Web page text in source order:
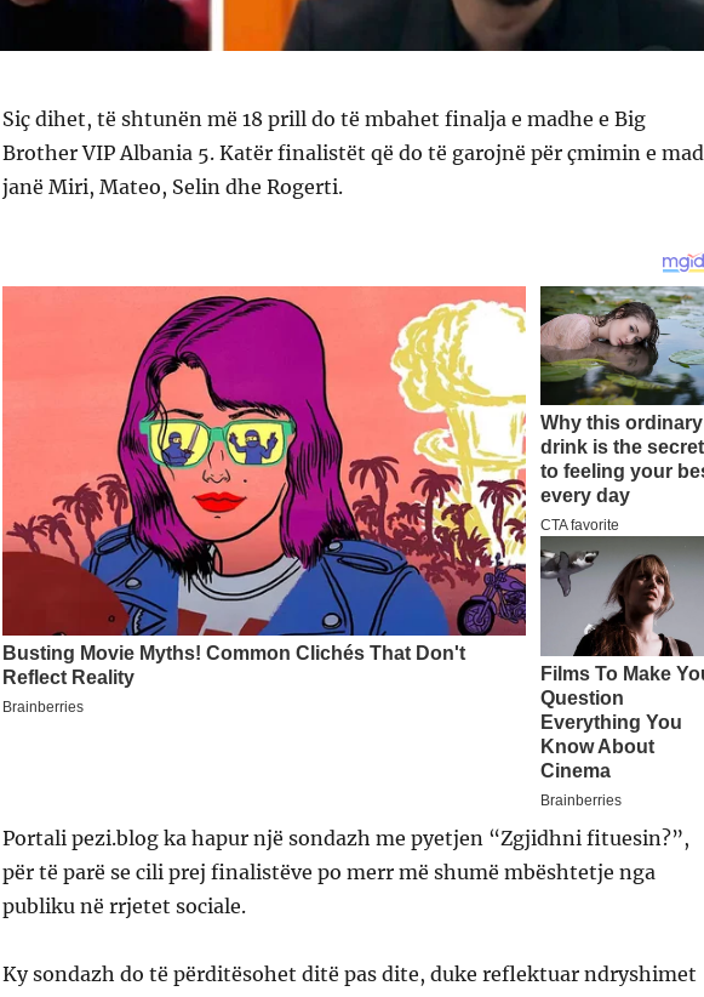
Siç dihet, të shtunën më 18 prill do të mbahet finalja e madhe e Big
Brother VIP Albania 5. Katër finalistët që do të garojnë për çmimin e
janë Miri, Mateo, Selin dhe Rogerti.
Portali pezi.blog ka hapur një sondazh me pyetjen “Zgjidhni fituesin?”,
për të parë se cili prej finalistëve po merr më shumë mbështetje nga
publiku në rrjetet sociale.
Ky sondazh do të përditësohet ditë pas dite, duke reflektuar ndryshimet